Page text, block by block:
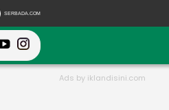
SERBADA.COM